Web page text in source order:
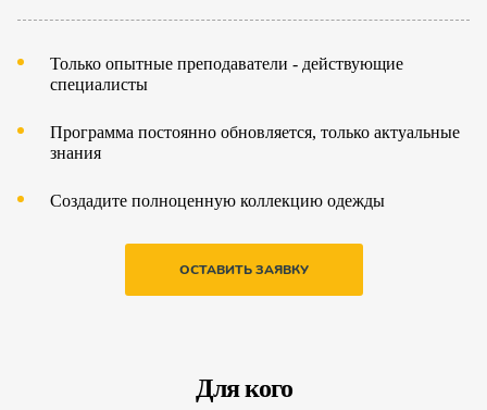
Только опытные преподаватели - действующие
специалисты
Программа постоянно обновляется, только актуальные
знания
Создадите полноценную коллекцию одежды
ОСТАВИТЬ ЗАЯВКУ
Для кого